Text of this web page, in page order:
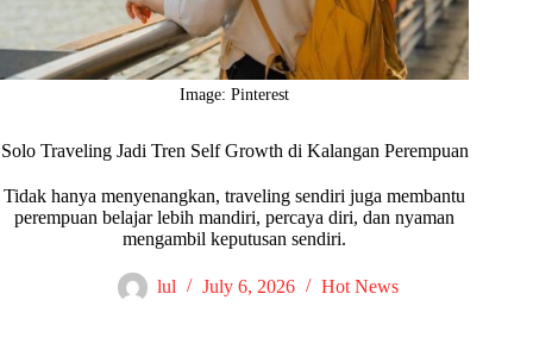
Image: Pinterest
Solo Traveling Jadi Tren Self Growth di Kalangan Perempuan
Tidak hanya menyenangkan, traveling sendiri juga membantu
perempuan belajar lebih mandiri, percaya diri, dan nyaman
mengambil keputusan sendiri.
lul July 6, 2026 Hot News